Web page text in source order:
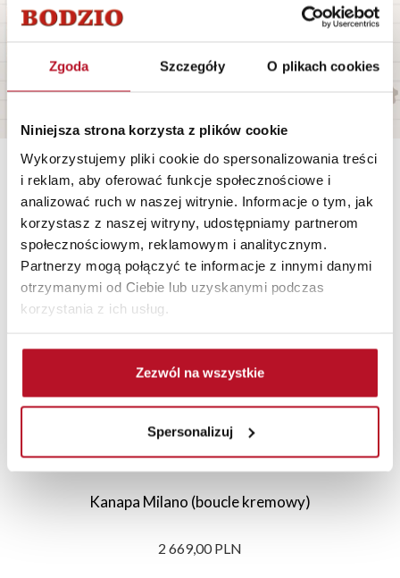
Zgoda Szczegóły O plikach cookies
Niniejsza strona korzysta z plików cookie
Wykorzystujemy pliki cookie do spersonalizowania treści
i reklam, aby oferować funkcje społecznościowe i
analizować ruch w naszej witrynie. Informacje o tym, jak
korzystasz z naszej witryny, udostępniamy partnerom
społecznościowym, reklamowym i analitycznym.
Partnerzy mogą połączyć te informacje z innymi danymi
otrzymanymi od Ciebie lub uzyskanymi podczas
korzystania z ich usług.
Zezwól na wszystkie
Spersonalizuj
Polecane Nowości Sale
Kanapa Milano (boucle kremowy)
2 669,00 PLN